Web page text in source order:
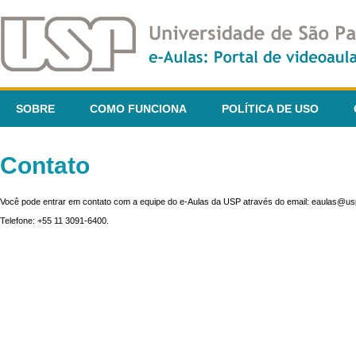
SOBRE COMO FUNCIONA POLÍTICA DE USO
Contato
Você pode entrar em contato com a equipe do e-Aulas da USP através do email:
Telefone: +55 11 3091-6400.